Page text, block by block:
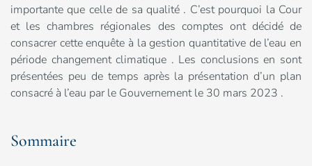
importante que celle de sa qualité . C’est pourquoi la Cour
et les chambres régionales des comptes ont décidé de
consacrer cette enquête à la gestion quantitative de l’eau en
période changement climatique . Les conclusions en sont
présentées peu de temps après la présentation d’un plan
consacré à l’eau par le Gouvernement le 30 mars 2023 .
Sommaire